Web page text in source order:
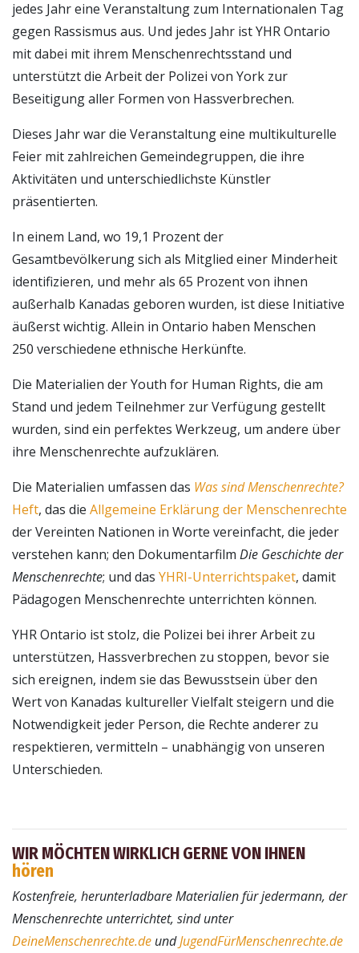
jedes Jahr eine Veranstaltung zum Internationalen Tag
gegen Rassismus aus. Und jedes Jahr ist YHR Ontario
mit dabei mit ihrem Menschenrechtsstand und
unterstützt die Arbeit der Polizei von York zur
Beseitigung aller Formen von Hassverbrechen.
Dieses Jahr war die Veranstaltung eine multikulturelle
Feier mit zahlreichen Gemeindegruppen, die ihre
Aktivitäten und unterschiedlichste Künstler
präsentierten.
In einem Land, wo 19,1 Prozent der
Gesamtbevölkerung sich als Mitglied einer Minderheit
identifizieren, und mehr als 65 Prozent von ihnen
außerhalb Kanadas geboren wurden, ist diese Initiative
äußerst wichtig. Allein in Ontario haben Menschen
250 verschiedene ethnische Herkünfte.
Die Materialien der Youth for Human Rights, die am
Stand und jedem Teilnehmer zur Verfügung gestellt
wurden, sind ein perfektes Werkzeug, um andere über
ihre Menschenrechte aufzuklären.
Die Materialien umfassen das Was sind Menschenrechte?
Heft, das die Allgemeine Erklärung der Menschenrechte
der Vereinten Nationen in Worte vereinfacht, die jeder
verstehen kann; den Dokumentarfilm Die Geschichte der
Menschenrechte; und das YHRI-Unterrichtspaket, damit
Pädagogen Menschenrechte unterrichten können.
YHR Ontario ist stolz, die Polizei bei ihrer Arbeit zu
unterstützen, Hassverbrechen zu stoppen, bevor sie
sich ereignen, indem sie das Bewusstsein über den
Wert von Kanadas kultureller Vielfalt steigern und die
Notwendigkeit jeder Person, die Rechte anderer zu
respektieren, vermitteln – unabhängig von unseren
Unterschieden.
WIR MÖCHTEN WIRKLICH GERNE VON IHNEN
hören
Kostenfreie, herunterladbare Materialien für jedermann, der
Menschenrechte unterrichtet, sind unter
DeineMenschenrechte.de undJugendFürMenschenrechte.de